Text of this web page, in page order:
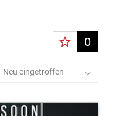
star_border 0
Neu eingetroffen